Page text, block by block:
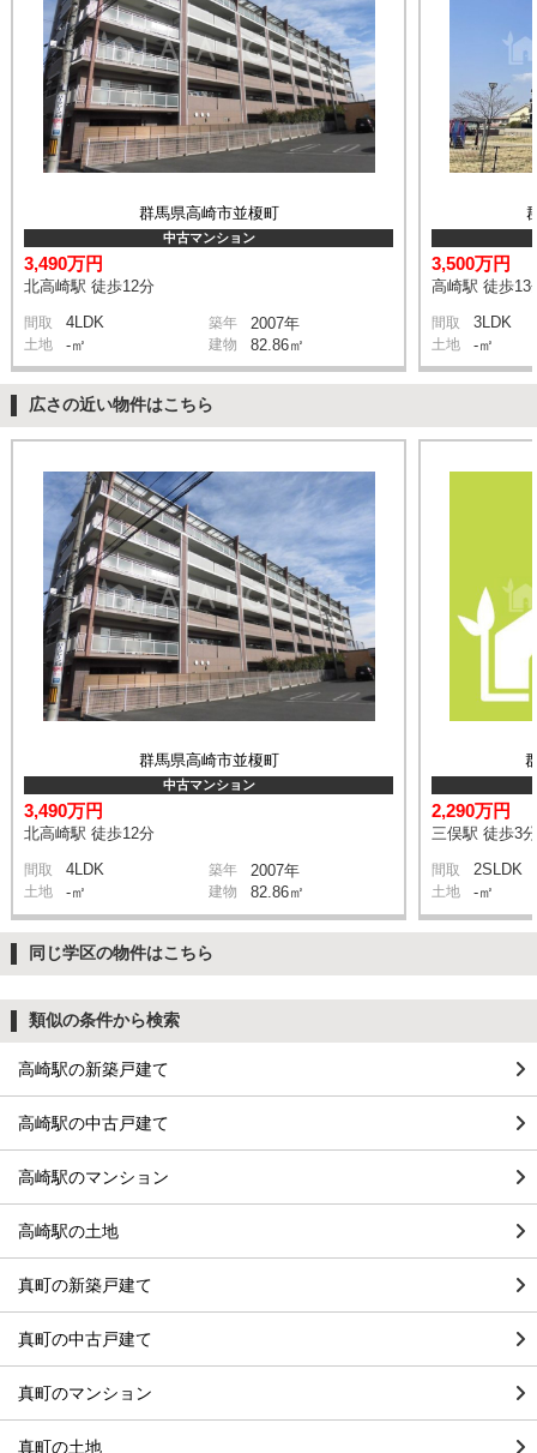
群馬県高崎市並榎町
中古マンション
3,490万円
北高崎駅 徒歩12分
間取 4LDK 築年 2007年
土地 -㎡ 建物 82.86㎡
3,500万円
高崎駅 徒歩13
間取 3LDK
土地 -㎡
広さの近い物件はこちら
群馬県高崎市並榎町
中古マンション
3,490万円
北高崎駅 徒歩12分
間取 4LDK 築年 2007年
土地 -㎡ 建物 82.86㎡
2,290万円
三俣駅 徒歩3分
間取 2SLDK
土地 -㎡
同じ学区の物件はこちら
類似の条件から検索
高崎駅の新築戸建て
高崎駅の中古戸建て
高崎駅のマンション
高崎駅の土地
真町の新築戸建て
真町の中古戸建て
真町のマンション
真町の土地